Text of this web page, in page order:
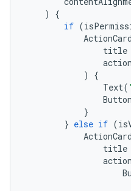
)
{
if (
ActionCard
title
action
)
{
Text(
Button
}
} else if (
ActionCard
title
action